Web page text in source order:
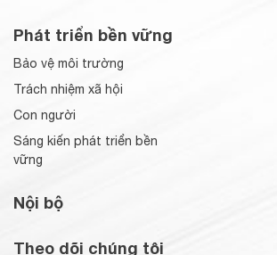
Phát triển bền vững
Bảo vệ môi trường
Trách nhiệm xã hội
Con người
Sáng kiến phát triển bền
vững
Nội bộ
Theo dõi chúng tôi